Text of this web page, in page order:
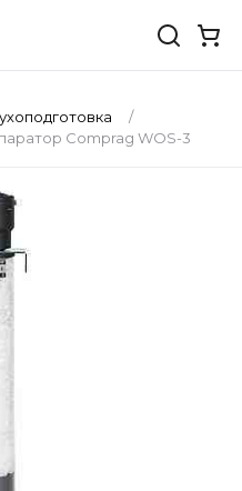
Comprag WOS-3